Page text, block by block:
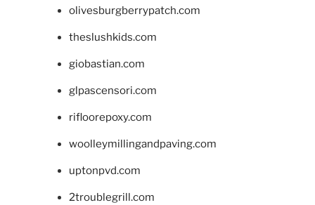
olivesburgberrypatch.com
theslushkids.com
giobastian.com
glpascensori.com
rifloorepoxy.com
woolleymillingandpaving.com
uptonpvd.com
2troublegrill.com